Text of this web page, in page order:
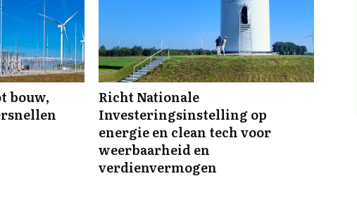
bouw,
Richt Nationale
Investeringsinstelling op
energie en clean tech voor
weerbaarheid en
verdienvermogen